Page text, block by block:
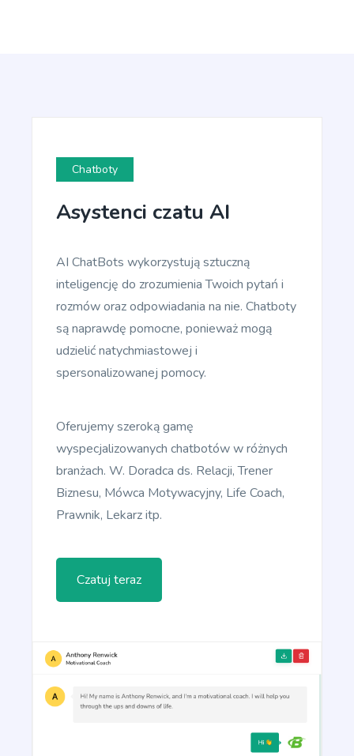
Detailed article outlines that help you write better
Talking Points
subheadings of your article
Paragraph Writer
Zawodowiec
Perfectly structured paragraphs that are easy to
Rephrase your content in a different voice and
Chatboty
Asystenci czatu AI
AI ChatBots wykorzystują sztuczną
inteligencję do zrozumienia Twoich pytań i
rozmów oraz odpowiadania na nie. Chatboty
są naprawdę pomocne, ponieważ mogą
udzielić natychmiastowej i
spersonalizowanej pomocy.
Oferujemy szeroką gamę
wyspecjalizowanych chatbotów w różnych
branżach. W. Doradca ds. Relacji, Trener
Biznesu, Mówca Motywacyjny, Life Coach,
Prawnik, Lekarz itp.
Czatuj teraz